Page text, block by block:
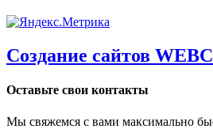
Создание сайтов
Оставьте свои контакты
Мы свяжемся с вами максимально